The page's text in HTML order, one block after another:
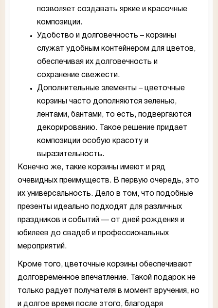
позволяет создавать яркие и красочные
композиции.
Удобство и долговечность – корзины
служат удобным контейнером для цветов,
обеспечивая их долговечность и
сохранение свежести.
Дополнительные элементы – цветочные
корзины часто дополняются зеленью,
лентами, бантами, то есть, подвергаются
декорированию. Такое решение придает
композиции особую красоту и
выразительность.
Конечно же, такие корзины имеют и ряд
очевидных преимуществ. В первую очередь, это
их универсальность. Дело в том, что подобные
презенты идеально подходят для различных
праздников и событий — от дней рождения и
юбилеев до свадеб и профессиональных
мероприятий.
Кроме того, цветочные корзины обеспечивают
долговременное впечатление. Такой подарок не
только радует получателя в момент вручения, но
и долгое время после этого, благодаря